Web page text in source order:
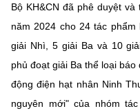
Bộ KH&CN đã phê duyệt
năm 2024 cho 24 tác
giải Nhì, 5 giải Ba và 10
phủ đoạt giải Ba thể loại
động điện hạt nhân Ninh
nguyên mới" của nhóm